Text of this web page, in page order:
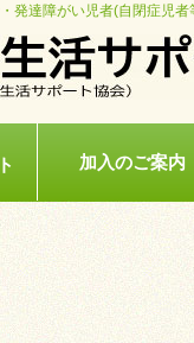
発達障がい児者(自閉症児
加入のご案内